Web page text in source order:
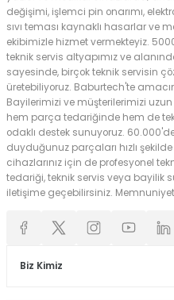
değişimi, işlemci pin onarımı,
sıvı teması kaynaklı hasarlar ve
ekibimizle hizmet vermekteyiz.
teknik servis altyapımız ve
sayesinde, birçok teknik servisin
üretebiliyoruz. Baburtech'te
Bayilerimizi ve müşterilerimizi
hem parça tedariğinde hem de
odaklı destek sunuyoruz.
duyduğunuz parçaları hızlı
cihazlarınız için de profesyonel
tedariği, teknik servis veya bayilik
iletişime geçebilirsiniz.
Biz Kimiz